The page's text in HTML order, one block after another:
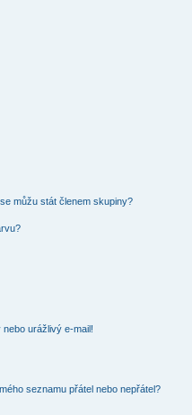
můžu stát členem skupiny?
urážlivý e-mail!
seznamu přátel nebo nepřátel?